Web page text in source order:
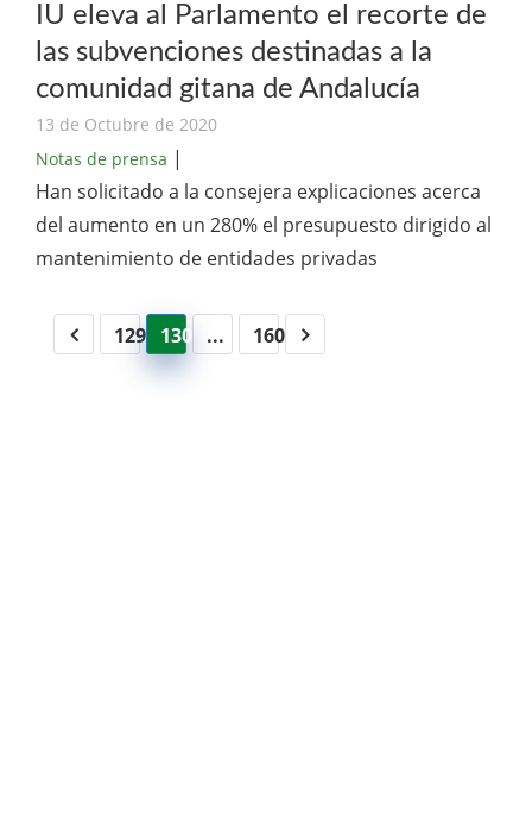
IU eleva al Parlamento el recorte de
las subvenciones destinadas a la
comunidad gitana de Andalucía
13 de Octubre de 2020
Notas de prensa |
Han solicitado a la consejera explicaciones acerca
del aumento en un 280% el presupuesto dirigido al
mantenimiento de entidades privadas
129 130 ... 160